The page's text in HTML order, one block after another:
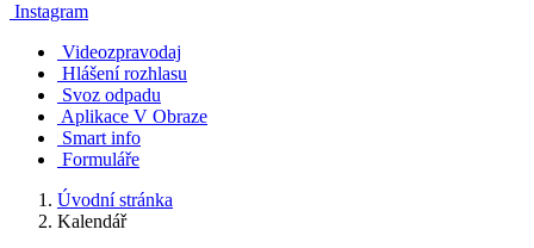
Instagram
Videozpravodaj
Hlášení rozhlasu
Svoz odpadu
Aplikace V Obraze
Smart info
Formuláře
Úvodní stránka
Kalendář